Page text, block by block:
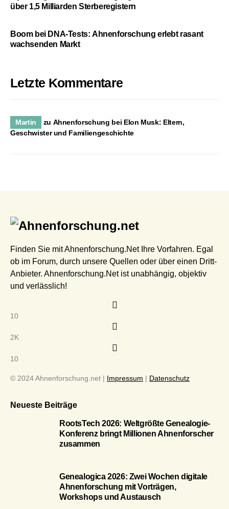
über 1,5 Milliarden Sterberegistern
Boom bei DNA-Tests: Ahnenforschung erlebt rasant
wachsenden Markt
Letzte Kommentare
Martin zu Ahnenforschung bei Elon Musk: Eltern,
Geschwister und Familiengeschichte
Finden Sie mit Ahnenforschung.Net Ihre Vorfahren. Egal
ob im Forum, durch unsere Quellen oder über einen Dritt-
Anbieter. Ahnenforschung.Net ist unabhängig, objektiv
und verlässlich!
10
2K
10
© 2024 Ahnenforschung.net | Impressum | Datenschutz
Neueste Beiträge
RootsTech 2026: Weltgrößte Genealogie-
Konferenz bringt Millionen Ahnenforscher
zusammen
Genealogica 2026: Zwei Wochen digitale
Ahnenforschung mit Vorträgen,
Workshops und Austausch